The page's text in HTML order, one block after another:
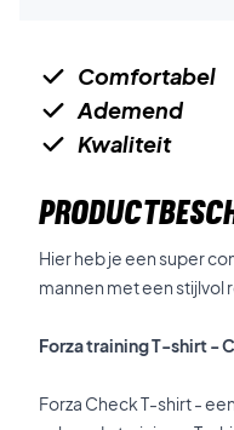
Comfortabel
Ademend
Kwaliteit
Hier heb je een super
mannen met een stijlvol
Forza training T-shirt -
Forza Check T-shirt -